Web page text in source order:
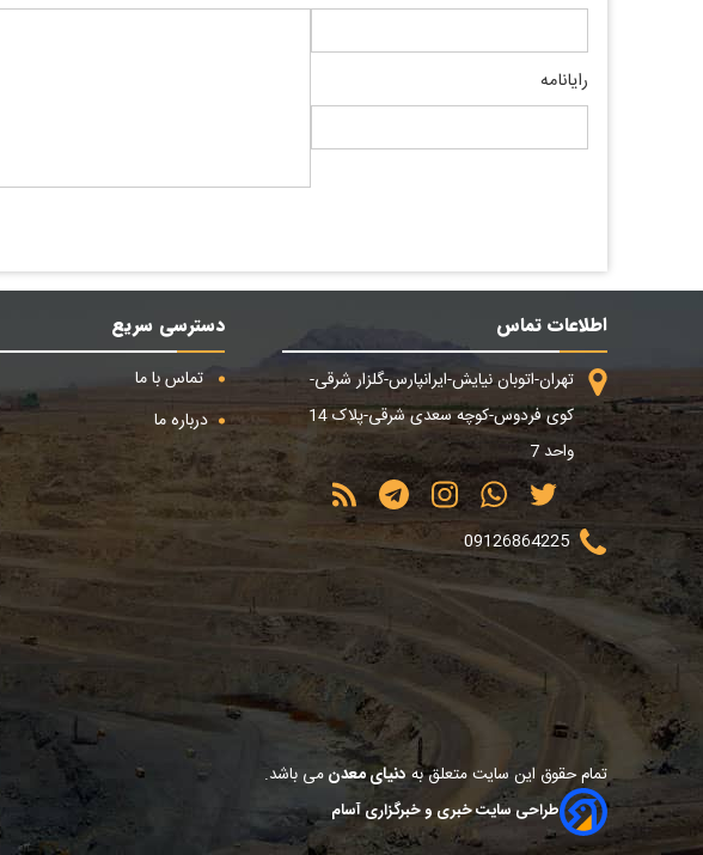
رایانامه
اطلاعات تماس
تهران-اتوبان نیایش-ایرانپارس-گلزار شرقی-
کوی فردوس-کوچه سعدی شرقی-پلاک 14
واحد 7
09126864225
دسترسی سریع
تماس با ما
درباره ما
تمام حقوق این سایت متعلق بهدنیای معدنمی باشد.
طراحی سایت خبری و خبرگزاری آسام